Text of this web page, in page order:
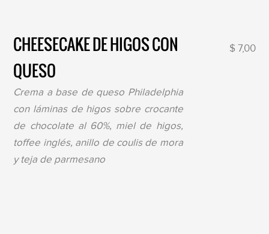
CHEESECAKE DE HIGOS CON
QUESO
$ 7,00
Crema a base de queso Philadelphia
con láminas de higos sobre crocante
de chocolate al 60%, miel de higos,
toffee inglés, anillo de coulis de mora
y teja de parmesano